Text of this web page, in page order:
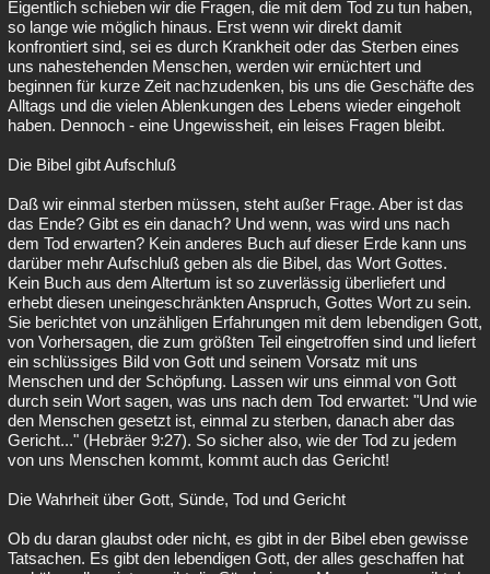
Eigentlich schieben wir die Fragen, die mit dem Tod zu tun haben,
so lange wie möglich hinaus. Erst wenn wir direkt damit
konfrontiert sind, sei es durch Krankheit oder das Sterben eines
uns nahestehenden Menschen, werden wir ernüchtert und
beginnen für kurze Zeit nachzudenken, bis uns die Geschäfte des
Alltags und die vielen Ablenkungen des Lebens wieder eingeholt
haben. Dennoch - eine Ungewissheit, ein leises Fragen bleibt.
Die Bibel gibt Aufschluß
Daß wir einmal sterben müssen, steht außer Frage. Aber ist das
das Ende? Gibt es ein danach? Und wenn, was wird uns nach
dem Tod erwarten? Kein anderes Buch auf dieser Erde kann uns
darüber mehr Aufschluß geben als die Bibel, das Wort Gottes.
Kein Buch aus dem Altertum ist so zuverlässig überliefert und
erhebt diesen uneingeschränkten Anspruch, Gottes Wort zu sein.
Sie berichtet von unzähligen Erfahrungen mit dem lebendigen Gott,
von Vorhersagen, die zum größten Teil eingetroffen sind und liefert
ein schlüssiges Bild von Gott und seinem Vorsatz mit uns
Menschen und der Schöpfung. Lassen wir uns einmal von Gott
durch sein Wort sagen, was uns nach dem Tod erwartet: "Und wie
den Menschen gesetzt ist, einmal zu sterben, danach aber das
Gericht..." (Hebräer 9:27). So sicher also, wie der Tod zu jedem
von uns Menschen kommt, kommt auch das Gericht!
Die Wahrheit über Gott, Sünde, Tod und Gericht
Ob du daran glaubst oder nicht, es gibt in der Bibel eben gewisse
Tatsachen. Es gibt den lebendigen Gott, der alles geschaffen hat